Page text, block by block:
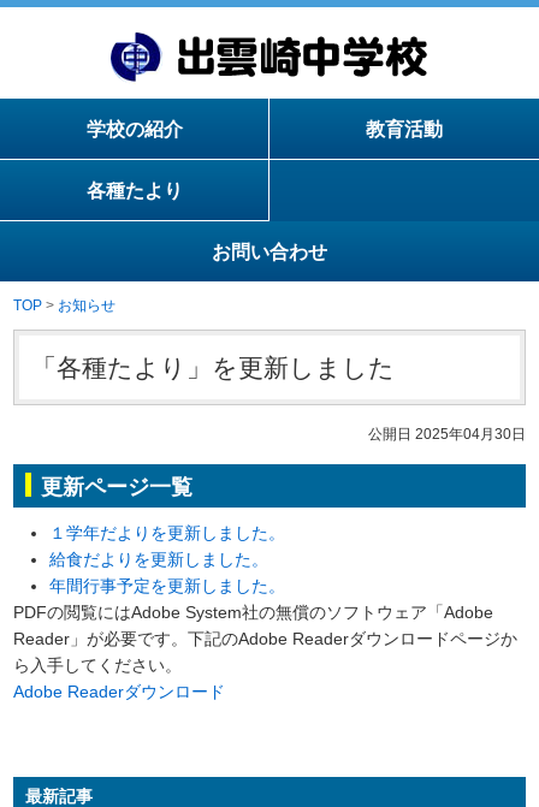
学校の紹介 教育活動
各種たより
お問い合わせ
TOP > お知らせ
「各種たより」を更新しました
公開日 2025年04月30日
更新ページ一覧
１学年だよりを更新しました。
給食だよりを更新しました。
年間行事予定を更新しました。
PDFの閲覧にはAdobe System社の無償のソフトウェア「Adobe
Reader」が必要です。下記のAdobe Readerダウンロードページか
ら入手してください。
Adobe Readerダウンロード
最新記事